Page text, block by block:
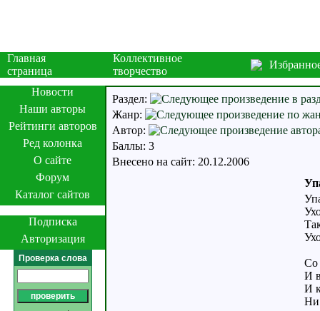
Главная
страница
Коллективное
творчество
Новости
Наши авторы
Рейтинги авторов
Ред колонка
О сайте
Форум
Каталог сайтов
Подписка
Авторизация
Проверка слова
Раздел:
Жанр:
Автор:
Баллы: 3
Внесено на сайт: 20.12.2006
Со
И
И
Ни